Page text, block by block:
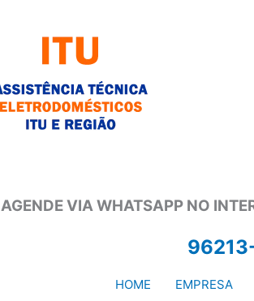
AGENDE VIA WHATSAPP NO
HOME EMPRESA